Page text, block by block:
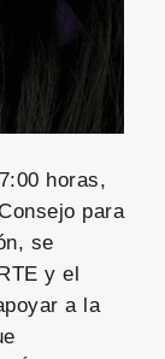
horas,
para
se
y el
a la